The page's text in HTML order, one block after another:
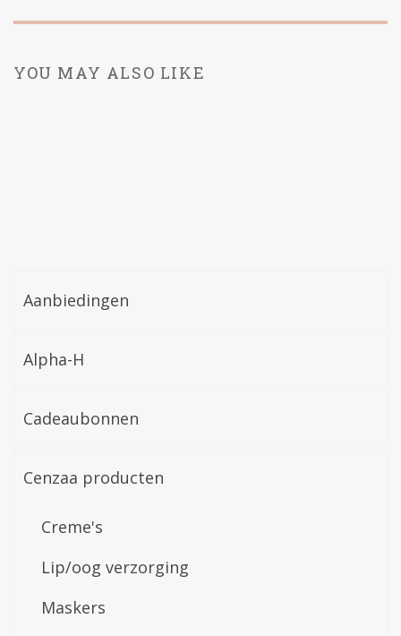
YOU MAY ALSO LIKE
Aanbiedingen
Alpha-H
Cadeaubonnen
Cenzaa producten
Creme's
Lip/oog verzorging
Maskers